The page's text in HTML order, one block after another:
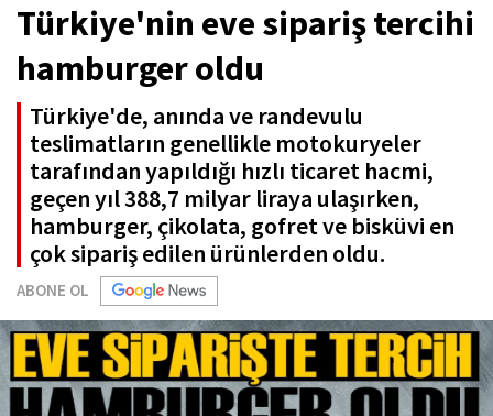
Türkiye'nin eve sipariş tercihi
hamburger oldu
Türkiye'de, anında ve randevulu
teslimatların genellikle motokuryeler
tarafından yapıldığı hızlı ticaret hacmi,
geçen yıl 388,7 milyar liraya ulaşırken,
hamburger, çikolata, gofret ve bisküvi en
çok sipariş edilen ürünlerden oldu.
ABONE OL